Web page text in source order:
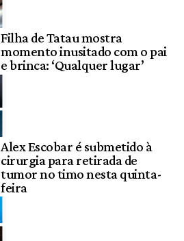
Filha de Tatau mostra
momento inusitado com o pai
e brinca: ‘Qualquer lugar’
Alex Escobar é submetido à
cirurgia para retirada de
tumor no timo nesta quinta-
feira